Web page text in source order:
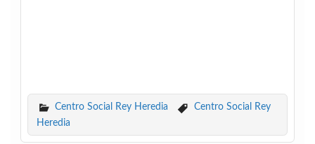
Centro Social Rey Heredia
Centro Social Rey
Heredia